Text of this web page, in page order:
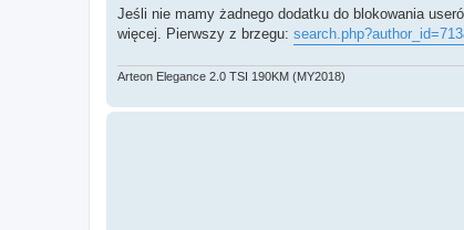
Jeśli nie mamy żadnego dodatku do blokowania
więcej. Pierwszy z brzegu:
Arteon Elegance 2.0 TSI 190KM (MY2018)